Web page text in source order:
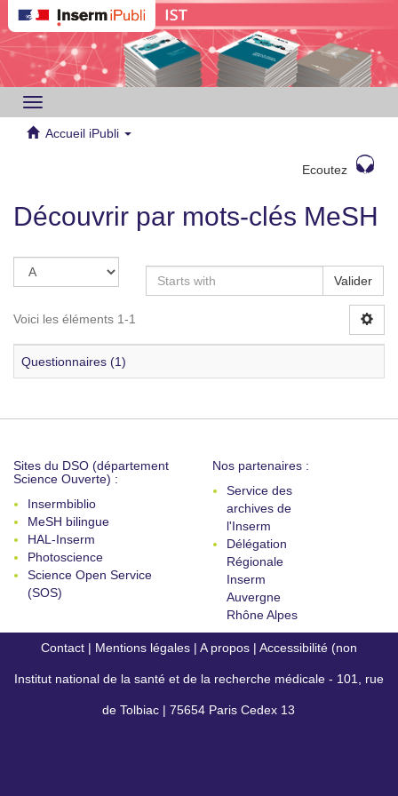
Toggle
navigation
Accueil iPubli
Ecoutez
Découvrir par mots-clés MeSH
Valider
Voici les éléments 1-1
Questionnaires (1)
Sites du DSO (département
Science Ouverte) :
Insermbiblio
MeSH bilingue
HAL-Inserm
Photoscience
Science Open Service
(SOS)
Nos partenaires :
Service des
archives de
l'Inserm
Délégation
Régionale
Inserm
Auvergne
Rhône Alpes
Contact | Mentions légales | A propos | Accessibilité (non
conforme)
Institut national de la santé et de la recherche médicale - 101, rue
de Tolbiac | 75654 Paris Cedex 13